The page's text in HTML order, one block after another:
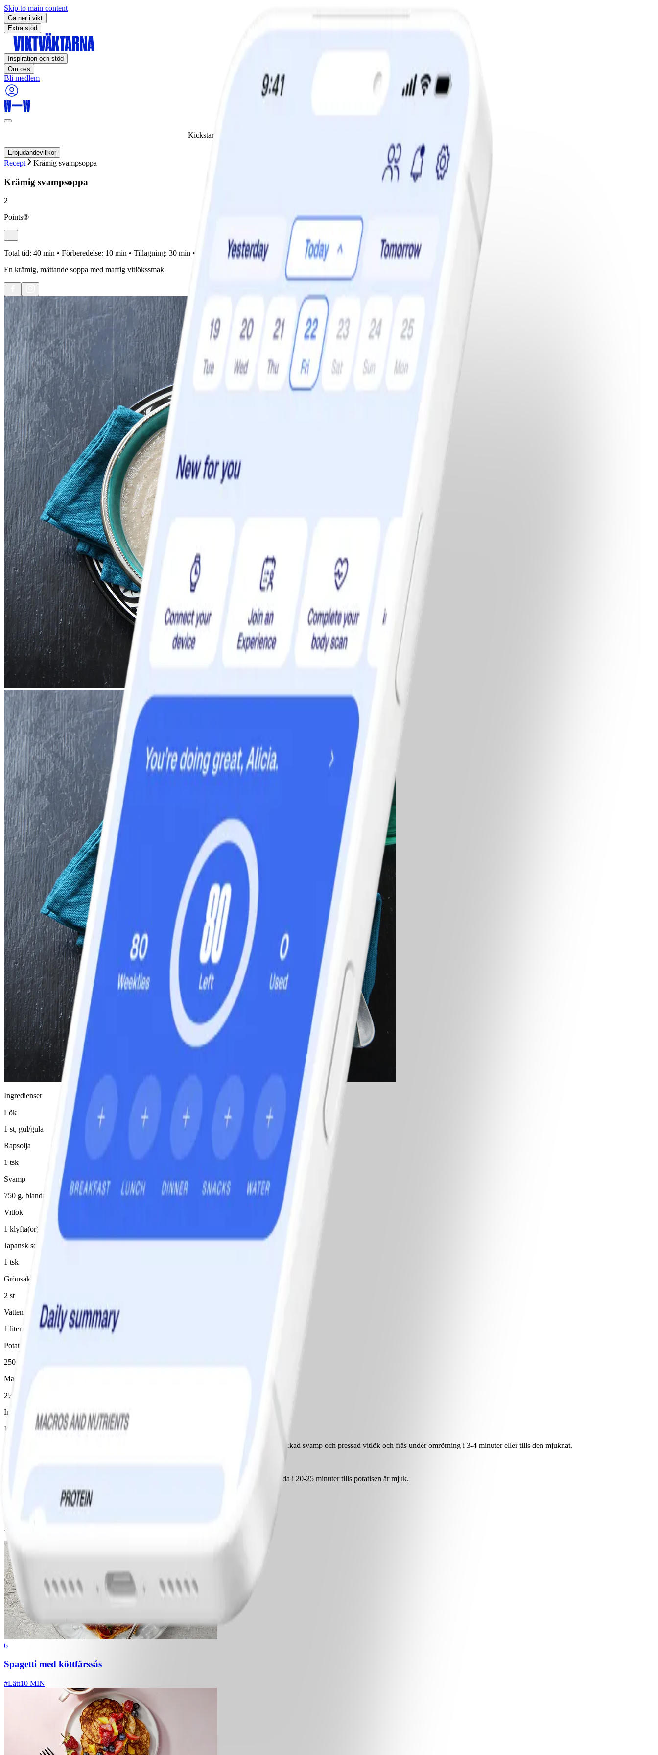
Skip to main content
Gå ner i vikt
Extra stöd
Inspiration och stöd
Om oss
Bli medlem
Kickstarta din viktminskningsresa nu! Spara 50% när du tecknar 12 månaders medlemskap.
Erbjudandevillkor
Recept Krämig svampsoppa
Krämig svampsoppa
2
Points®
Total tid: 40 min • Förberedelse: 10 min • Tillagning: 30 min • 4 •Svårighetsgrad:Lätt
En krämig, mättande soppa med maffig vitlökssmak.
Ingredienser
Lök
1 st, gul/gula
Rapsolja
1 tsk
Svamp
750 g, blandade sorter
Vitlök
1 klyfta(or)
Japansk soja
1 tsk
Grönsaksbuljongtärning
2 st
Vatten
1 liter
Potatis
250 g
Matlagningsbas 4% (typ Milda mat)
2½ dl
Instruktioner
1
Finhacka lök. Hetta upp oljan i en gryta och fräs löken mjuk på medelhög värme. Tillsätt hackad svamp och pressad vitlök och fräs under omrörning i 3-4 minuter eller tills den mjuknat.
Häll i soja, buljongtärningar, vatten och tärnad potatis. Koka upp och sänk värmen. Låt sjuda i 20-25 minuter tills potatisen är mjuk.
Andra gillade också
6
Spagetti med köttfärssås
#Lätt10 MIN